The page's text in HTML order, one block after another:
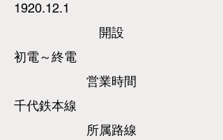
1920.12.1
​開設
初電～終電
営業時間
千代鉄本線
所属路線